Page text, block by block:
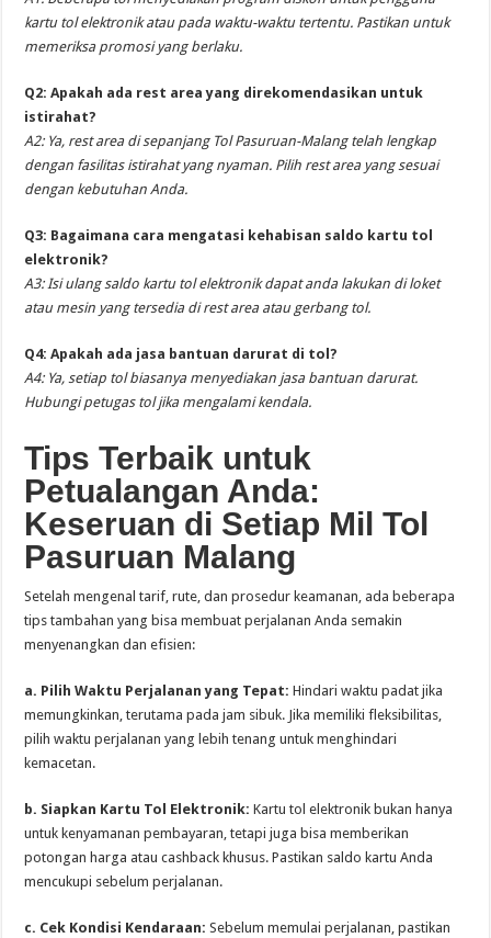
kartu tol elektronik atau pada waktu-waktu tertentu. Pastikan untuk
memeriksa promosi yang berlaku.
Q2: Apakah ada rest area yang direkomendasikan untuk
istirahat?
A2: Ya, rest area di sepanjang Tol Pasuruan-Malang telah lengkap
dengan fasilitas istirahat yang nyaman. Pilih rest area yang sesuai
dengan kebutuhan Anda.
Q3: Bagaimana cara mengatasi kehabisan saldo kartu tol
elektronik?
A3: Isi ulang saldo kartu tol elektronik dapat anda lakukan di loket
atau mesin yang tersedia di rest area atau gerbang tol.
Q4: Apakah ada jasa bantuan darurat di tol?
A4: Ya, setiap tol biasanya menyediakan jasa bantuan darurat.
Hubungi petugas tol jika mengalami kendala.
Tips Terbaik untuk
Petualangan Anda:
Keseruan di Setiap Mil Tol
Pasuruan Malang
Setelah mengenal tarif, rute, dan prosedur keamanan, ada beberapa
tips tambahan yang bisa membuat perjalanan Anda semakin
menyenangkan dan efisien:
a. Pilih Waktu Perjalanan yang Tepat: Hindari waktu padat jika
memungkinkan, terutama pada jam sibuk. Jika memiliki fleksibilitas,
pilih waktu perjalanan yang lebih tenang untuk menghindari
kemacetan.
b. Siapkan Kartu Tol Elektronik: Kartu tol elektronik bukan hanya
untuk kenyamanan pembayaran, tetapi juga bisa memberikan
potongan harga atau cashback khusus. Pastikan saldo kartu Anda
mencukupi sebelum perjalanan.
c. Cek Kondisi Kendaraan: Sebelum memulai perjalanan, pastikan